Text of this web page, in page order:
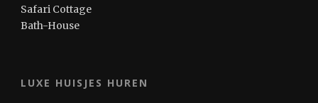
Safari Cottage
Bath-House
LUXE HUISJES HUREN